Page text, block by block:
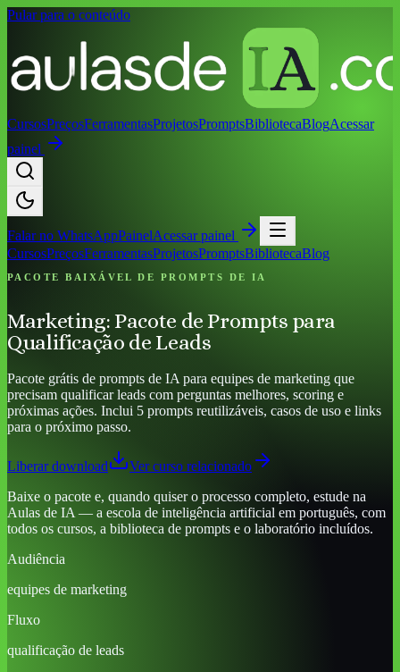
Pular para o conteúdo
CursosPreçosFerramentasProjetosPromptsBibliotecaBlogAcessar
painel
Falar no WhatsAppPainelAcessar painel
CursosPreçosFerramentasProjetosPromptsBibliotecaBlog
PACOTE BAIXÁVEL DE PROMPTS DE IA
Marketing: Pacote de Prompts para
Qualificação de Leads
Pacote grátis de prompts de IA para equipes de marketing que
precisam qualificar leads com perguntas melhores, scoring e
próximas ações. Inclui 5 prompts reutilizáveis, casos de uso e links
para o próximo passo.
Liberar download
Ver curso relacionado
Baixe o pacote e, quando quiser o processo completo, estude na
Aulas de IA — a escola de inteligência artificial em português, com
todos os cursos, a biblioteca de prompts e o laboratório incluídos.
Audiência
equipes de marketing
Fluxo
qualificação de leads